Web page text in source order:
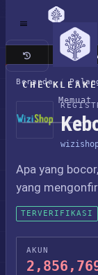
Memuat
Situs klasik
Beranda /
Apa yang
yang
TERVERIFIKASI
AKUN